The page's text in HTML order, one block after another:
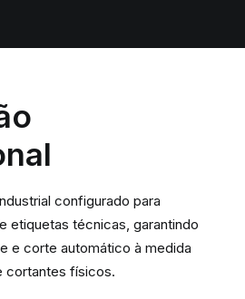
configurado para
etiquetas técnicas, garantindo
e corte automático à medida
cortantes físicos.